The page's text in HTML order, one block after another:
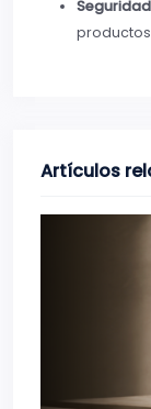
Artículos